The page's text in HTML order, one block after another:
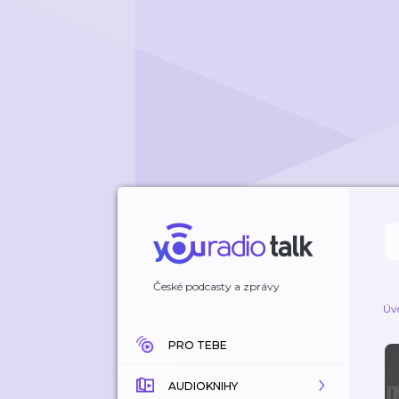
České podcasty a zprávy
PRO TEBE
AUDIOKNIHY